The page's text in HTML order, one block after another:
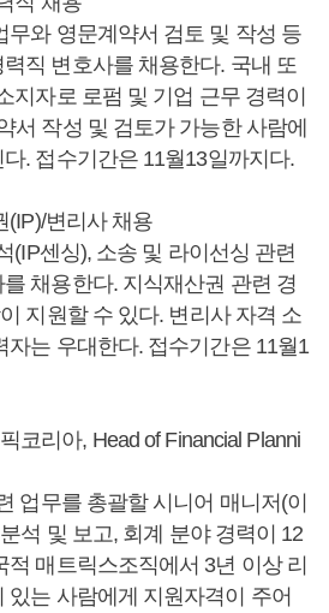
무와 영문계약서 검토 및 작성 등
직 변호사를 채용한다. 국내 또
지자로 로펌 및 기업 근무 경력이
서 작성 및 검토가 가능한 사람에
. 접수기간은 11월13일까지다.
변리사 채용
(IP센싱), 소송 및 라이선싱 관련
채용한다. 지식재산권 관련 경
지원할 수 있다. 변리사 자격 소
자는 우대한다. 접수기간은 11월1
코리아, Head of Financial Planni
업무를 총괄할 시니어 매니저(이
석 및 보고, 회계 분야 경력이 12
적 매트릭스조직에서 3년 이상 리
있는 사람에게 지원자격이 주어